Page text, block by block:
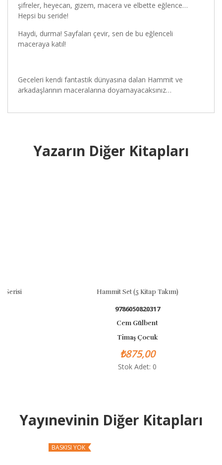
şifreler, heyecan, gizem, macera ve elbette eğlence…
Hepsi bu seride!
Haydi, durma! Sayfaları çevir, sen de bu eğlenceli
maceraya katıl!
Geceleri kendi fantastik dünyasına dalan Hammit ve
arkadaşlarının maceralarına doyamayacaksınız…
Yazarın Diğer Kitapları
Hammit Set (5 Kitap Takım)
9786050820317
Cem Gülbent
Timaş Çocuk
₺875,00
Stok Adet: 0
Yayınevinin Diğer Kitapları